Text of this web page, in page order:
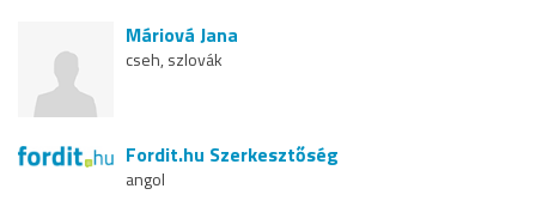
Máriová Jana
cseh, szlovák
Fordit.hu Szerkesztőség
angol